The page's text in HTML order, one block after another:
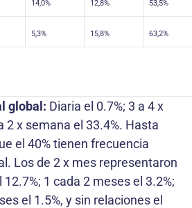
14,0% 12,8% 53,5%
5,3% 15,8% 63,2%
global: Diaria el 0.7%; 3 a 4 x
2 x semana el 33.4%. Hasta
el 40% tienen frecuencia
Los de 2 x mes representaron
1 cada 2 meses el 3.2%;
el 1.5%, y sin relaciones el